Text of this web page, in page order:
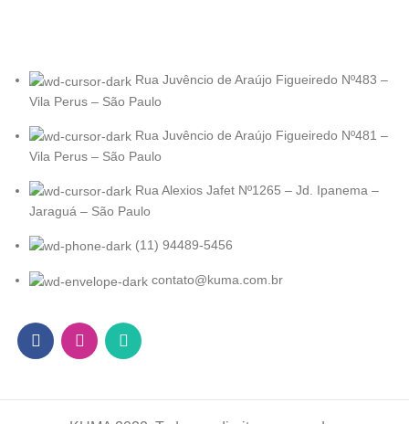
Rua Juvêncio de Araújo Figueiredo Nº483 –
Vila Perus – São Paulo
Rua Juvêncio de Araújo Figueiredo Nº481 –
Vila Perus – São Paulo
Rua Alexios Jafet Nº1265 – Jd. Ipanema –
Jaraguá – São Paulo
(11) 94489-5456
contato@kuma.com.br